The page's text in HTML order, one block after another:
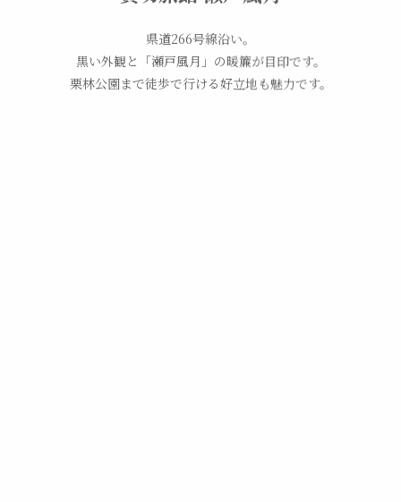
県道266号線沿い。
黒い外観と「瀬戸風月」の暖簾が目印です。
栗林公園まで徒歩で行ける好立地も魅力です。